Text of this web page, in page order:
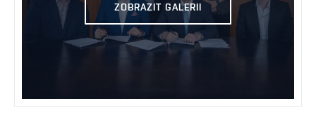
ZOBRAZIT GALERII